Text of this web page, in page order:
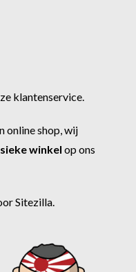
klantenservice
online shop, wij
winkel op ons
Sitezilla